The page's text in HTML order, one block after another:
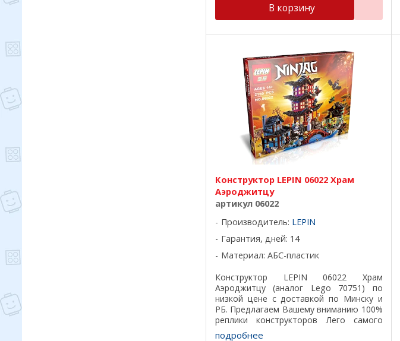
В корзину
Конструктор LEPIN 06022 Храм
Аэроджитцу
артикул 06022
Производитель: LEPIN
Гарантия, дней: 14
Материал: АБС-пластик
Конструктор LEPIN 06022 Храм
Аэроджитцу (аналог Lego 70751) по
низкой цене с доставкой по Минску и
РБ. Предлагаем Вашему вниманию 100%
реплики конструкторов Лего самого
лучшего качества, все детали подходят
подробнее